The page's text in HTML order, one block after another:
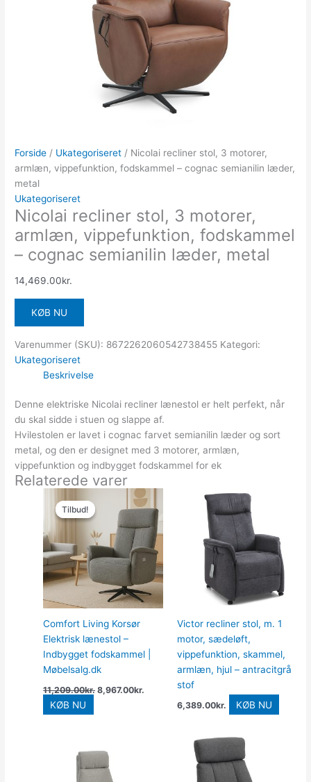
Forside / Ukategoriseret / Nicolai recliner stol, 3 motorer,
armlæn, vippefunktion, fodskammel – cognac semianilin læder,
metal
Ukategoriseret
Nicolai recliner stol, 3 motorer,
armlæn, vippefunktion, fodskammel
– cognac semianilin læder, metal
14,469.00kr.
KØB NU
Varenummer (SKU): 8672262060542738455 Kategori:
Ukategoriseret
Beskrivelse
Denne elektriske Nicolai recliner lænestol er helt perfekt, når
du skal sidde i stuen og slappe af.
Hvilestolen er lavet i cognac farvet semianilin læder og sort
metal, og den er designet med 3 motorer, armlæn,
vippefunktion og indbygget fodskammel for ek
Relaterede varer
Tilbud!
Tilbud!
Comfort Living Korsør
Elektrisk lænestol –
Indbygget fodskammel |
Møbelsalg.dk
11,209.00kr.
oprindelige
11,209.00kr..
8,967.00kr.
Den
aktuelle
pris
er:
8,967.00kr..
KØB NU
Victor recliner stol, m. 1
motor, sædeløft,
vippefunktion, skammel,
armlæn, hjul – antracitgrå
stof
6,389.00kr. KØB NU